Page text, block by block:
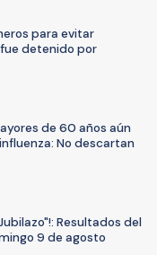
para evitar
detenido por
de 60 años aún
No descartan
Resultados del
9 de agosto